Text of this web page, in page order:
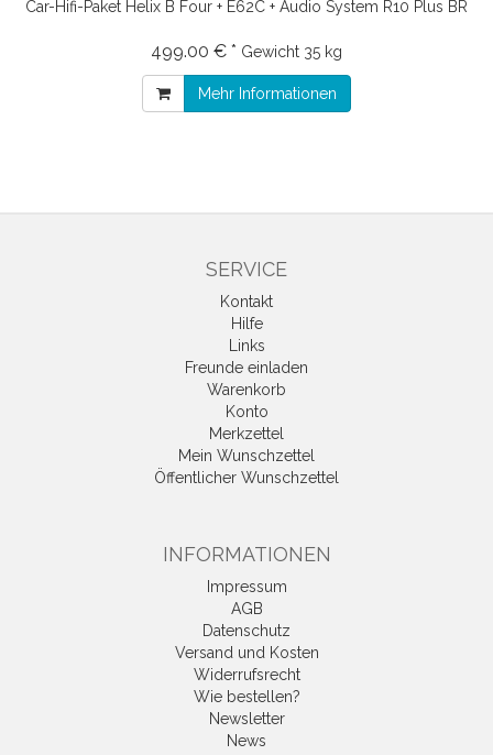
Car-Hifi-Paket Helix B Four + E62C + Audio System R10 Plus BR
499.00 € * Gewicht 35 kg
Mehr Informationen
SERVICE
Kontakt
Hilfe
Links
Freunde einladen
Warenkorb
Konto
Merkzettel
Mein Wunschzettel
Öffentlicher Wunschzettel
INFORMATIONEN
Impressum
AGB
Datenschutz
Versand und Kosten
Widerrufsrecht
Wie bestellen?
Newsletter
News